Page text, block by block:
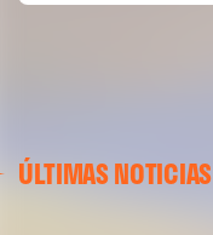
ÚLTIMAS NOTICIAS